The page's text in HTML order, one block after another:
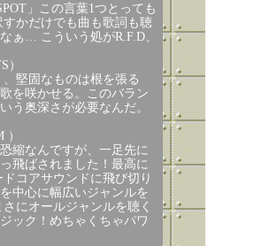
」この言葉1つとっても
かだけでも曲も歌詞も聴
ぁ… こういう処がR.F.D、
）
堅固なものは根を張る
を咲かせる。このバラン
う奥深さが必要なんだ。
縮なんですが、一足先に
飛ばされました！最高に
コアサウンドに飛び切り
中心に幅広いジャンルを
にオールジャンルを聴く
ック！めちゃくちゃパワ